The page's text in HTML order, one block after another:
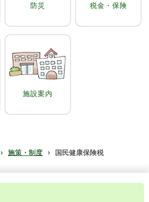
防災 税金・保険
施設案内
› 施策・制度 › 国民健康保険税